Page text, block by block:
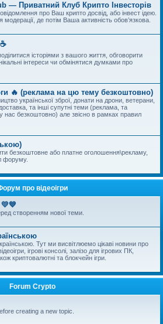
— Приватний Клуб Крипто Інвесторів
про Ваш крипто досвід, або інвест ідею.
модерації, де потім Ваша активність обов’язкова.
історіями з вашого життя, обговорити
інтереси чи обмінятися думками про
🔥 (реклама на цю тему безкоштовно)
української зброї, донати на дрони, ветерани,
та інші супутні теми (реклама, та
нас безкоштовно) але звісно в рамках правил
безкоштовне або платне оголошення\рекламу,
форуму.
про відеоігри
створенням нової теми.
Тут ми висвітлюемо цікаві новини про
ігрові консолі, залізо для ігрових ПК,
криптовалютні та блокчейн ігри.
Forum Crypto
creating a new topic.